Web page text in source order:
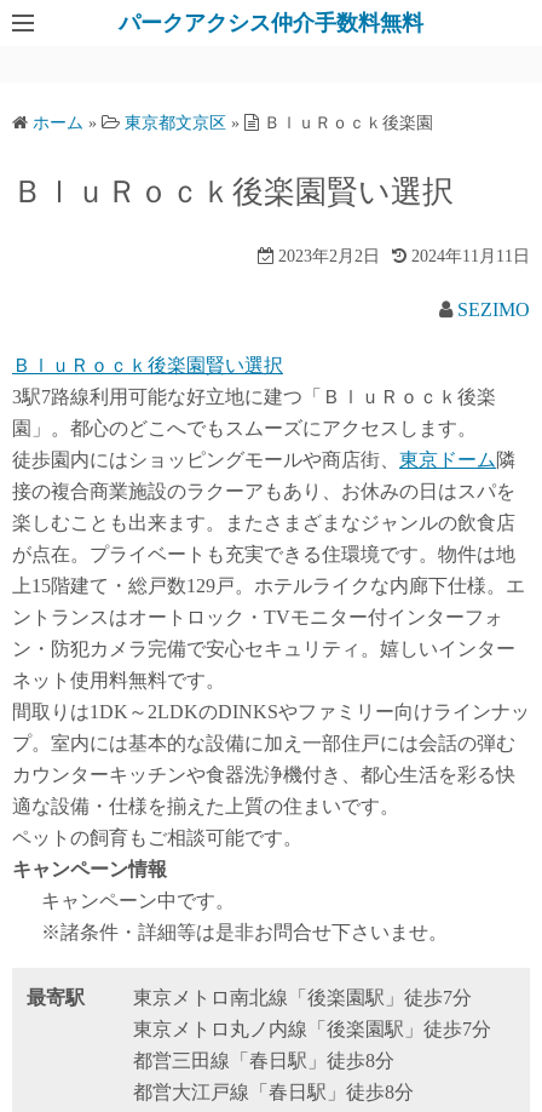
パークアクシス仲介手数料無料
ホーム » 東京都文京区 » ＢｌｕＲｏｃｋ後楽園
ＢｌｕＲｏｃｋ後楽園賢い選択
2023年2月2日 2024年11月11日
SEZIMO
ＢｌｕＲｏｃｋ後楽園賢い選択
3駅7路線利用可能な好立地に建つ「ＢｌｕＲｏｃｋ後楽
園」。都心のどこへでもスムーズにアクセスします。
徒歩園内にはショッピングモールや商店街、 東京ドーム 隣
接の複合商業施設のラクーアもあり、お休みの日はスパを
楽しむことも出来ます。またさまざまなジャンルの飲食店
が点在。プライベートも充実できる住環境です。物件は地
上15階建て・総戸数129戸。ホテルライクな内廊下仕様。エ
ントランスはオートロック・TVモニター付インターフォ
ン・防犯カメラ完備で安心セキュリティ。嬉しいインター
ネット使用料無料です。
間取りは1DK～2LDKのDINKSやファミリー向けラインナッ
プ。室内には基本的な設備に加え一部住戸には会話の弾む
カウンターキッチンや食器洗浄機付き、都心生活を彩る快
適な設備・仕様を揃えた上質の住まいです。
ペットの飼育もご相談可能です。
キャンペーン情報
キャンペーン中です。
※諸条件・詳細等は是非お問合せ下さいませ。
最寄駅
東京メトロ南北線「後楽園駅」徒歩7分
東京メトロ丸ノ内線「後楽園駅」徒歩7分
都営三田線「春日駅」徒歩8分
都営大江戸線「春日駅」徒歩8分